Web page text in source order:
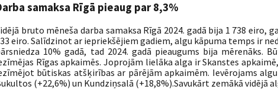
samaksa Rīgā pieaug par 8,3%
bruto mēneša darba samaksa Rīgā 2024. gadā bija 1 738 eiro,
eiro. Salīdzinot ar iepriekšējiem gadiem, algu kāpuma temps ir
10% gadā, tad 2024. gadā pieaugums bija mērenāks.
Rīgas apkaimēs. Joprojām lielāka alga ir Skanstes
būtiskas atšķirības ar pārējām apkaimēm. Ievērojams
(+22,6%) un Kundziņsalā (+18,8%).Savukārt zemākā vidējā